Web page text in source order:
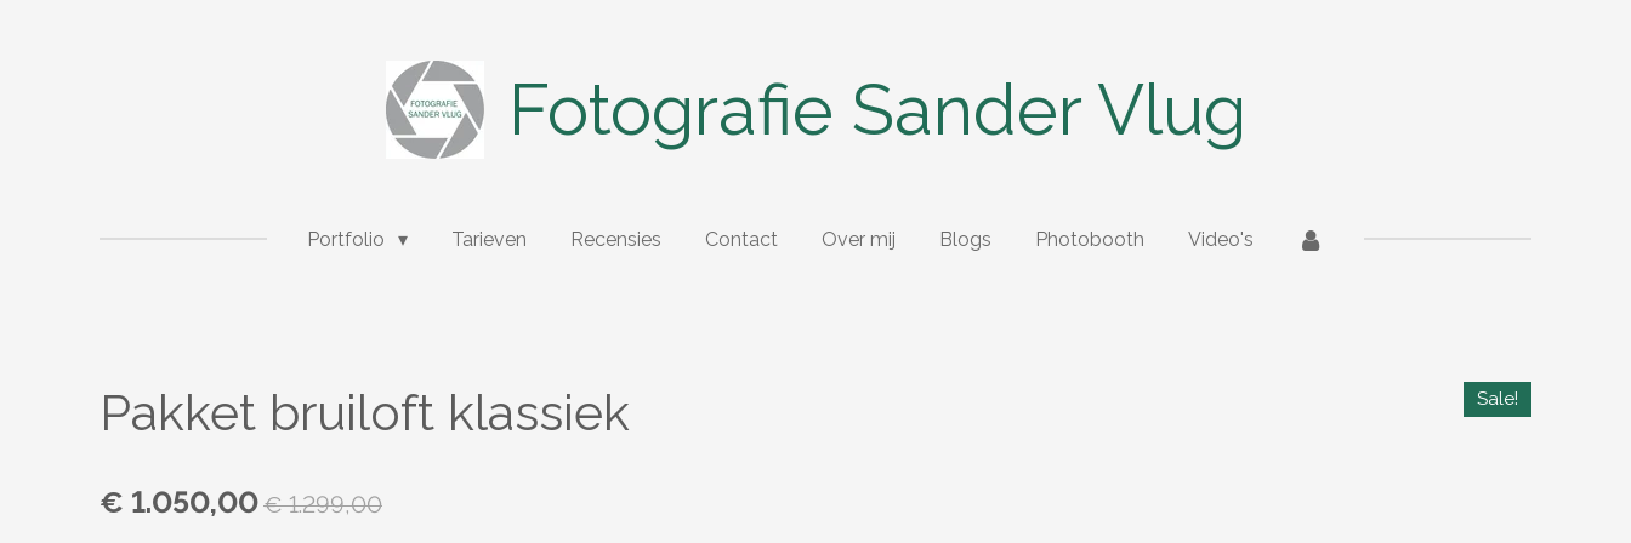
Fotografie Sander Vlug
Portfolio Tarieven Recensies Contact Over mij Blogs Photobooth Video's
Pakket bruiloft klassiek Sale!
€ 1.050,00€ 1.299,00